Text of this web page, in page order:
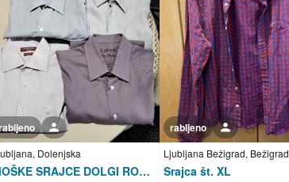
MOŠKE SRAJCE DOLGI ROKAVI ŠT. 42
Dolenjska
Srajca št. XL
Ljubljana Bežigrad, Bežigrad
rabljeno